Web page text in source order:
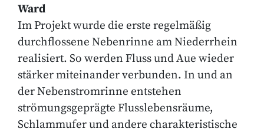
Ward
Im Projekt wurde die erste regelmäßig
durchflossene Nebenrinne am Niederrhein
realisiert. So werden Fluss und Aue wieder
stärker miteinander verbunden. In und an
der Nebenstromrinne entstehen
strömungsgeprägte Flusslebensräume,
Schlammufer und andere charakteristische